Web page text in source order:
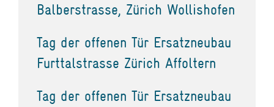
Balberstrasse, Zürich Wollishofen
Tag der offenen Tür Ersatzneubau
Furttalstrasse Zürich Affoltern
Tag der offenen Tür Ersatzneubau